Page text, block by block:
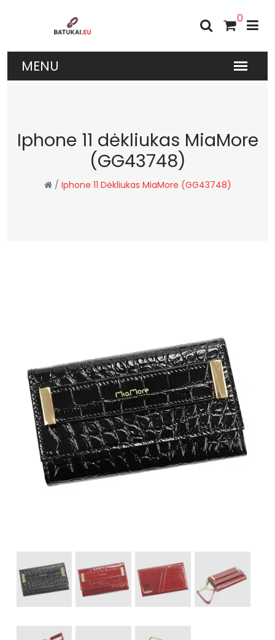
0
Iphone 11 dėkliukas MiaMore
(GG43748)
/ Iphone 11 Dėkliukas MiaMore (GG43748)